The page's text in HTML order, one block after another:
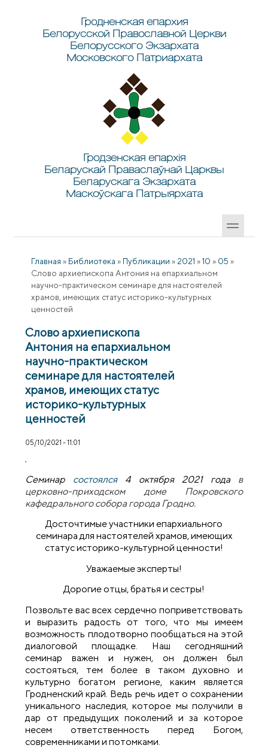
Гродненская епархия
Белорусской Православной Церкви
Белорусского Экзархата
Московского Патриархата
Гродзенская епархія
Беларускай Праваслаўнай Царквы
Беларускага Экзархата
Маскоўскага Патрыярхата
Главная » Библиотека » Публикации » 2021 » 10 » 05 »
Слово архиепископа Антония на епархиальном
научно-практическом семинаре для настоятелей
храмов, имеющих статус историко-культурных
ценностей
Слово архиепископа
Антония на епархиальном
научно-практическом
семинаре для настоятелей
храмов, имеющих статус
историко-культурных
ценностей
05/10/2021 - 11:01
Семинар состоялся4 октября 2021 года
в
церковно-приходском доме Покровского
кафедрального собора города Гродно.
Досточтимые участники епархиального
семинара для настоятелей храмов, имеющих
статус историко-культурной ценности!
Уважаемые эксперты!
Дорогие отцы, братья и сестры!
Позвольте вас всех сердечно поприветствовать
и выразить радость от того, что мы имеем
возможность плодотворно пообщаться на этой
диалоговой площадке. Наш сегодняшний
семинар важен и нужен, он должен был
состояться, тем более в таком духовно и
культурно богатом регионе, каким является
Гродненский край. Ведь речь идет о сохранении
уникального наследия, которое мы получили в
дар от предыдущих поколений и за которое
несем ответственность перед Богом,
современниками и потомками.